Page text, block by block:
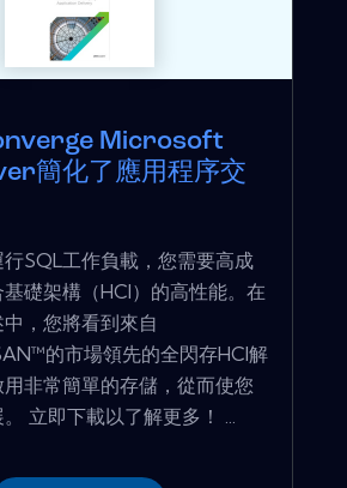
Microsoft
簡化了應用程序交
SQL工作負載，您需要高成
礎架構（HCI）的高性能。在
，您將看到來自
的市場領先的全閃存HCI解
非常簡單的存儲，從而使您
立即下載以了解更多！ ...